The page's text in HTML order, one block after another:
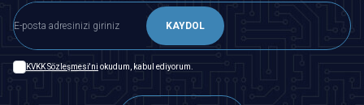
KAYDOL
KVKK Sözleşmesi'ni okudum, kabul ediyorum.